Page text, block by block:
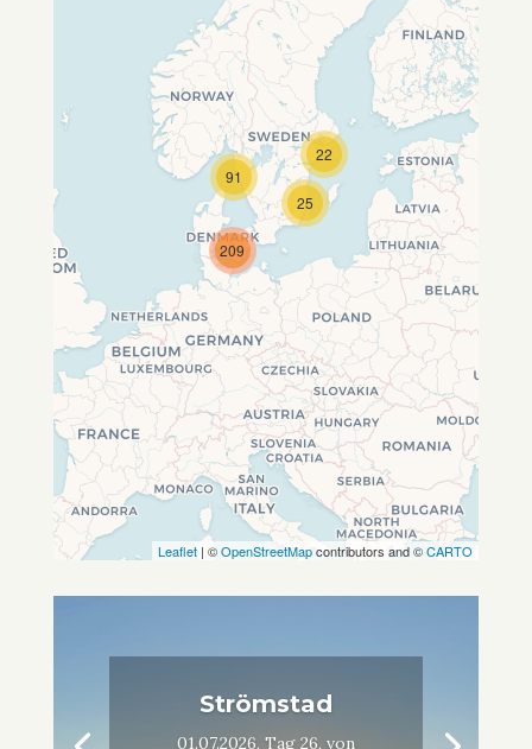
Travelers' Map wird geladen …
Wenn du dies siehst, nachdem
deine Seite vollständig geladen
wurde, fehlen leafletJS-Dateien.
22
25
209
91
Leaflet | ©OpenStreetMapcontributors and ©CARTO
Strömstad
01.07.2026, Tag 26, von